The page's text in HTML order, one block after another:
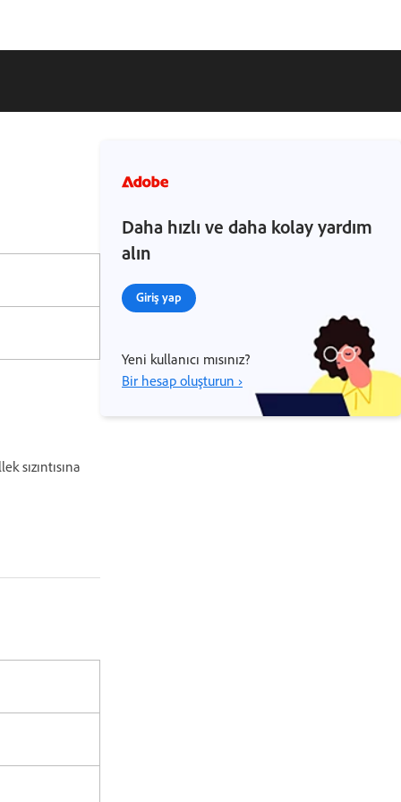
sızıntısına
Daha hızlı ve daha kolay yardım
alın
Giriş yap
Yeni kullanıcı mısınız?
Bir hesap oluşturun ›